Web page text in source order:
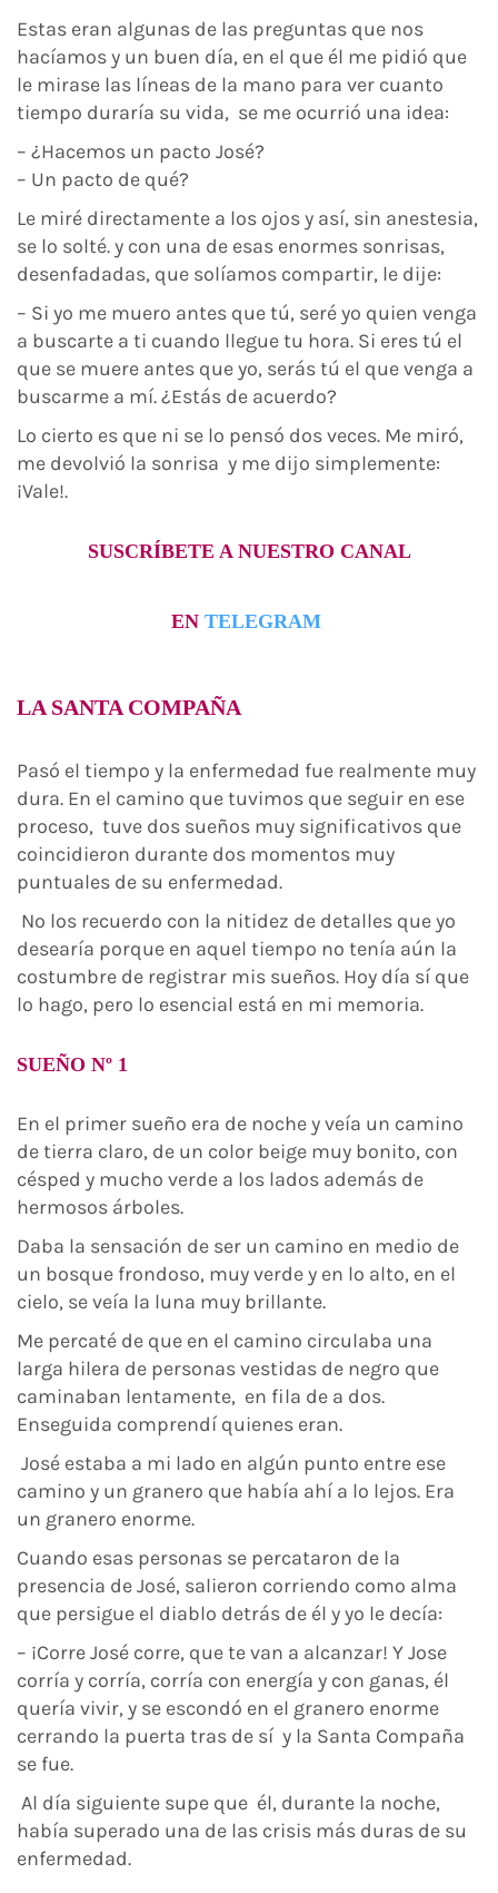
Estas eran algunas de las preguntas que nos
hacíamos y un buen día, en el que él me pidió que
le mirase las líneas de la mano para ver cuanto
tiempo duraría su vida, se me ocurrió una idea:
– ¿Hacemos un pacto José?
– Un pacto de qué?
Le miré directamente a los ojos y así, sin anestesia,
se lo solté. y con una de esas enormes sonrisas,
desenfadadas, que solíamos compartir, le dije:
– Si yo me muero antes que tú, seré yo quien venga
a buscarte a ti cuando llegue tu hora. Si eres tú el
que se muere antes que yo, serás tú el que venga a
buscarme a mí. ¿Estás de acuerdo?
Lo cierto es que ni se lo pensó dos veces. Me miró,
me devolvió la sonrisa y me dijo simplemente:
¡Vale!.
SUSCRÍBETE A NUESTRO CANAL
EN TELEGRAM
LA SANTA COMPAÑA
Pasó el tiempo y la enfermedad fue realmente muy
dura. En el camino que tuvimos que seguir en ese
proceso, tuve dos sueños muy significativos que
coincidieron durante dos momentos muy
puntuales de su enfermedad.
No los recuerdo con la nitidez de detalles que yo
desearía porque en aquel tiempo no tenía aún la
costumbre de registrar mis sueños. Hoy día sí que
lo hago, pero lo esencial está en mi memoria.
SUEÑO Nº 1
En el primer sueño era de noche y veía un camino
de tierra claro, de un color beige muy bonito, con
césped y mucho verde a los lados además de
hermosos árboles.
Daba la sensación de ser un camino en medio de
un bosque frondoso, muy verde y en lo alto, en el
cielo, se veía la luna muy brillante.
Me percaté de que en el camino circulaba una
larga hilera de personas vestidas de negro que
caminaban lentamente, en fila de a dos.
Enseguida comprendí quienes eran.
José estaba a mi lado en algún punto entre ese
camino y un granero que había ahí a lo lejos. Era
un granero enorme.
Cuando esas personas se percataron de la
presencia de José, salieron corriendo como alma
que persigue el diablo detrás de él y yo le decía:
– ¡Corre José corre, que te van a alcanzar! Y Jose
corría y corría, corría con energía y con ganas, él
quería vivir, y se escondó en el granero enorme
cerrando la puerta tras de sí y la Santa Compaña
se fue.
Al día siguiente supe que él, durante la noche,
había superado una de las crisis más duras de su
enfermedad.